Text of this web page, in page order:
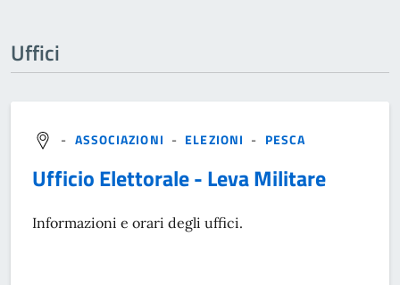
Uffici
- ASSOCIAZIONI - ELEZIONI - PESCA
Ufficio Elettorale - Leva Militare
Informazioni e orari degli uffici.